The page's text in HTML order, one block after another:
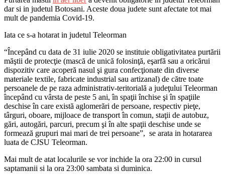
dar si in judetul Botosani. Aceste doua judete sunt afectate tot mai
mult de pandemia Covid-19.
Iata ce s-a hotarat in judetul Teleorman
“Începând cu data de 31 iulie 2020 se instituie obligativitatea purtării
măştii de protecţie (mască de unică folosinţă, eşarfă sau a oricărui
dispozitiv care acoperă nasul şi gura confecţionate din diverse
materiale textile, fabricate industrial sau artizanal) de către toate
persoanele de pe raza administrativ-teritorială a judeţului Teleorman
începând cu vârsta de peste 5 ani, în spaţii închise şi în spaţiile
deschise în care există aglomerări de persoane, respectiv pieţe,
târguri, oboare, mijloace de transport în comun, staţii de autobuz,
gări, autogări, parcuri, precum şi în alte spaţii deschise unde se
formează grupuri mai mari de trei persoane”, se arata in hotararea
luata de CJSU Teleorman.
Mai mult de atat localurile se vor inchide la ora 22:00 in cursul
saptamanii si la ora 23:00 sambata si duminica.